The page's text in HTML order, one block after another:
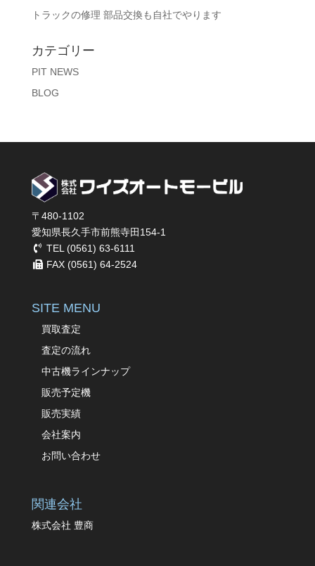
トラックの修理 部品交換も自社でやります
カテゴリー
PIT NEWS
BLOG
〒480-1102
愛知県長久手市前熊寺田154-1
TEL (0561) 63-6111
FAX (0561) 64-2524
SITE MENU
買取査定
査定の流れ
中古機ラインナップ
販売予定機
販売実績
会社案内
お問い合わせ
関連会社
株式会社 豊商